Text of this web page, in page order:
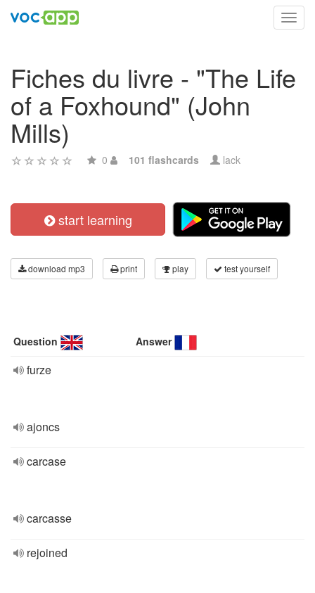
Fiches du livre - "The Life
of a Foxhound" (John
Mills)
0 101 flashcards lack
start learning
download mp3 print play test yourself
Question Answer
furze
ajoncs
carcase
carcasse
rejoined